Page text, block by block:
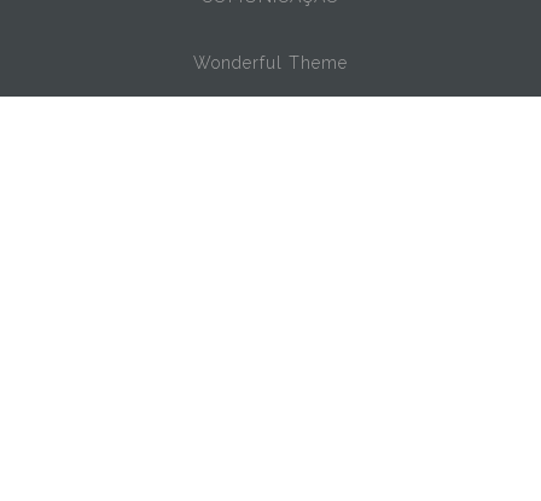
Wonderful Theme